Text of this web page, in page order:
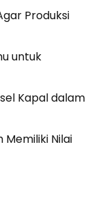
Produksi
untuk
Kapal dalam
Memiliki Nilai